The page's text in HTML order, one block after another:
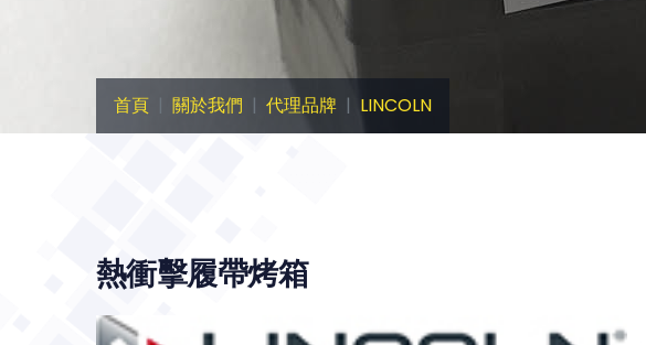
首頁 關於我們 代理品牌 LINCOLN
熱衝擊履帶烤箱